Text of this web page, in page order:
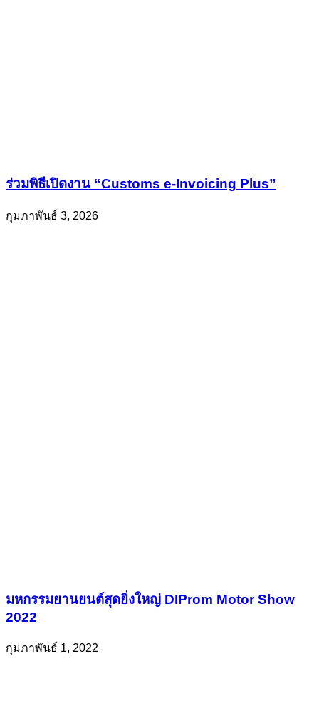
ร่วมพิธีเปิดงาน “Customs e-Invoicing Plus”
กุมภาพันธ์ 3, 2026
มหกรรมยานยนต์สุดยิ่งใหญ่ DIProm Motor Show
2022
กุมภาพันธ์ 1, 2022